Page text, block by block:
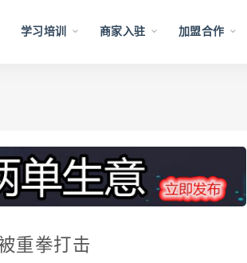
学习培训 商家入驻 加盟合作
重拳打击